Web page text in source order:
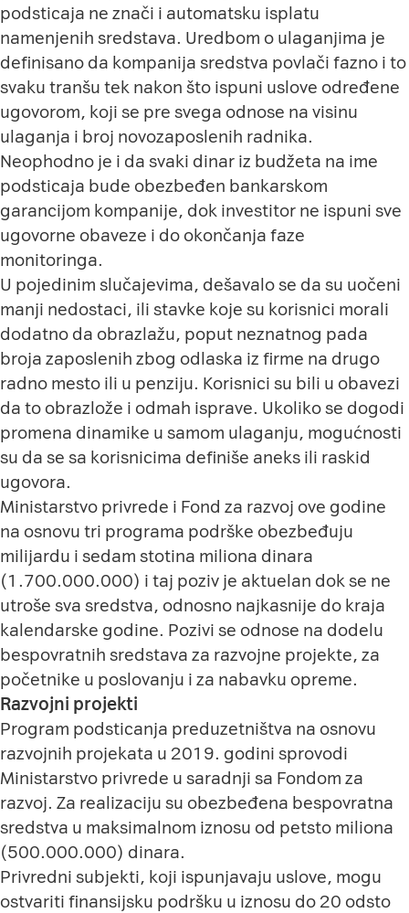
podsticaja ne znači i automatsku isplatu
namenjenih sredstava. Uredbom o ulaganjima je
definisano da kompanija sredstva povlači fazno i to
svaku tranšu tek nakon što ispuni uslove određene
ugovorom, koji se pre svega odnose na visinu
ulaganja i broj novozaposlenih radnika.
Neophodno je i da svaki dinar iz budžeta na ime
podsticaja bude obezbeđen bankarskom
garancijom kompanije, dok investitor ne ispuni sve
ugovorne obaveze i do okončanja faze
monitoringa.
U pojedinim slučajevima, dešavalo se da su uočeni
manji nedostaci, ili stavke koje su korisnici morali
dodatno da obrazlažu, poput neznatnog pada
broja zaposlenih zbog odlaska iz firme na drugo
radno mesto ili u penziju. Korisnici su bili u obavezi
da to obrazlože i odmah isprave. Ukoliko se dogodi
promena dinamike u samom ulaganju, mogućnosti
su da se sa korisnicima definiše aneks ili raskid
ugovora.
Ministarstvo privrede i Fond za razvoj ove godine
na osnovu tri programa podrške obezbeđuju
milijardu i sedam stotina miliona dinara
(1.700.000.000) i taj poziv je aktuelan dok se ne
utroše sva sredstva, odnosno najkasnije do kraja
kalendarske godine. Pozivi se odnose na dodelu
bespovratnih sredstava za razvojne projekte, za
početnike u poslovanju i za nabavku opreme.
Razvojni projekti
Program podsticanja preduzetništva na osnovu
razvojnih projekata u 2019. godini sprovodi
Ministarstvo privrede u saradnji sa Fondom za
razvoj. Za realizaciju su obezbeđena bespovratna
sredstva u maksimalnom iznosu od petsto miliona
(500.000.000) dinara.
Privredni subjekti, koji ispunjavaju uslove, mogu
ostvariti finansijsku podršku u iznosu do 20 odsto